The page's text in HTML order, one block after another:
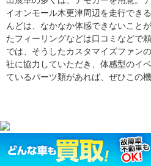
イオンモール木更津周辺を走行でき
んどは、なかなか体感できないこと
たフィーリングなどは口コミなどで
では、そうしたカスタマイズファン
社に協力していただき、体感型のイ
ているパーツ類があれば、ぜひこの